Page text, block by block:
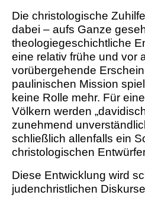
Die christologische
dabei – aufs Ganze
theologiegeschichtliche
eine relativ frühe und vor
vorübergehende
paulinischen Mission
keine Rolle mehr. Für
Völkern werden
zunehmend
schließlich allenfalls ein
christologischen
Diese Entwicklung wird
judenchristlichen